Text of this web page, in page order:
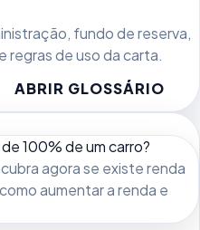
fundo de reserva,
regras de uso da carta.
ABRIR GLOSSÁRIO
100% de um carro?
agora se existe renda
aumentar a renda e